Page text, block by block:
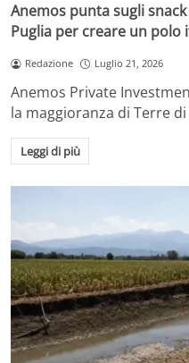
Anemos punta sugli
Puglia per creare un polo
Redazione Luglio 21, 2026
Anemos Private
la maggioranza di Terre
Leggi di più